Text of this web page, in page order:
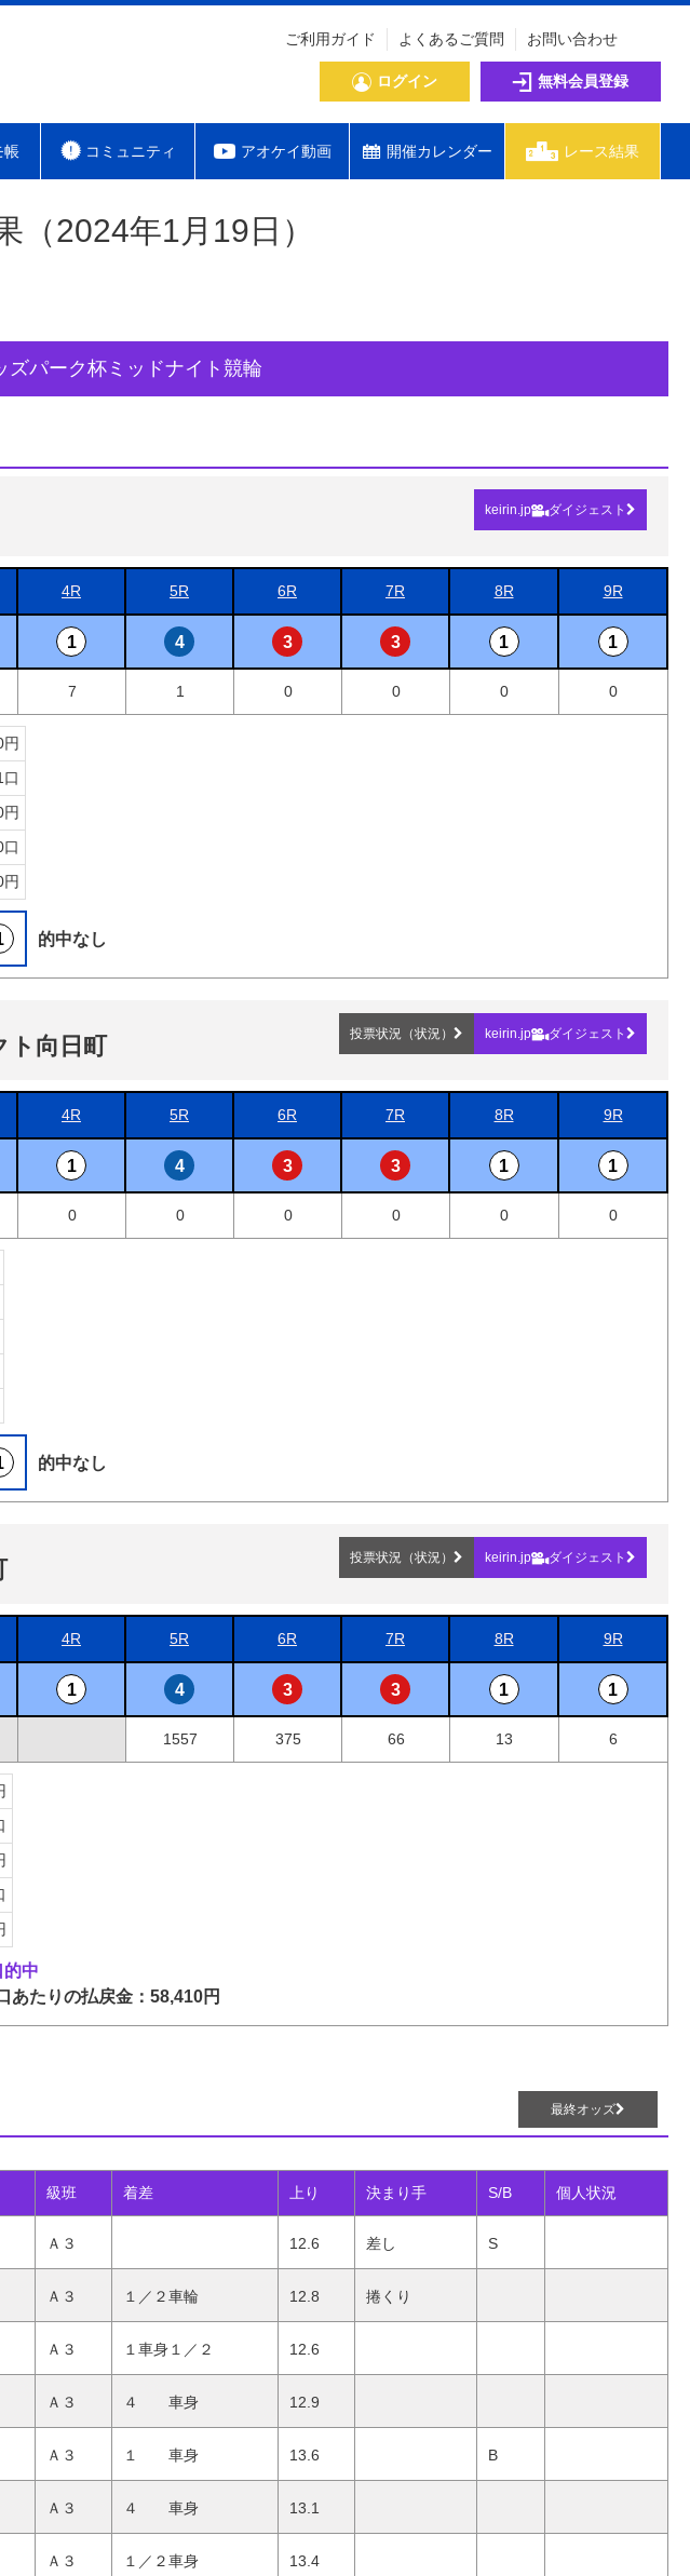
ご利用ガイド よくあるご質問 お問い合わせ
ログイン 無料会員登録
帳 コミュニティ アオケイ動画 開催カレンダー レース結果
2024年1月19日）
パーク杯ミッドナイト競輪
keirin.jp ダイジェスト
4R 5R 6R 7R 8R 9R
1 4 3 3 1 1
7 1 0 0 0 0
口
口
的中なし
ト向日町 投票状況（状況） keirin.jp ダイジェスト
4R 5R 6R 7R 8R 9R
1 4 3 3 1 1
0 0 0 0 0 0
的中なし
投票状況（状況） keirin.jp ダイジェスト
4R 5R 6R 7R 8R 9R
1 4 3 3 1 1
1557 375 66 13 6
的中
あたりの払戻金：58,410円
最終オッズ
級班 着差 上り 決まり手 S/B 個人状況
Ａ３ 12.6 差し S
Ａ３ １／２車輪 12.8 捲くり
Ａ３ １車身１／２ 12.6
Ａ３ ４ 車身 12.9
Ａ３ １ 車身 13.6 B
Ａ３ ４ 車身 13.1
Ａ３ １／２車身 13.4